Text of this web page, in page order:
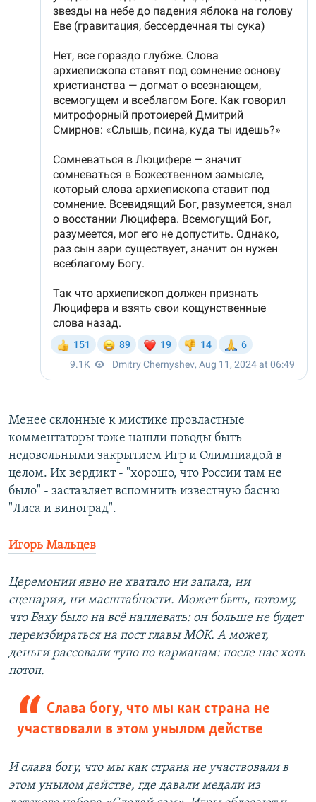
Менее склонные к мистике провластные
комментаторы тоже нашли поводы быть
недовольными закрытием Игр и Олимпиадой в
целом. Их вердикт - "хорошо, что России там не
было" - заставляет вспомнить известную басню
"Лиса и виноград".
Игорь Мальцев
Церемонии явно не хватало ни запала, ни
сценария, ни масштабности. Может быть, потому,
что Баху было на всё наплевать: он больше не будет
переизбираться на пост главы МОК. А может,
деньги рассовали тупо по карманам: после нас хоть
потоп.
Слава богу, что мы как страна не
участвовали в этом унылом действе
И слава богу, что мы как страна не участвовали в
этом унылом действе, где давали медали из